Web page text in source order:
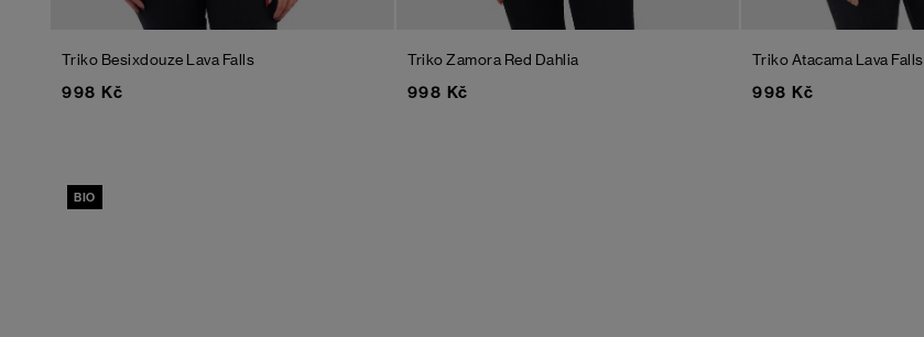
Triko Besixdouze Lava Falls
998 Kč
Triko Zamora Red Dahlia
998 Kč
Triko Atacama Lava Falls
998 Kč
BIO